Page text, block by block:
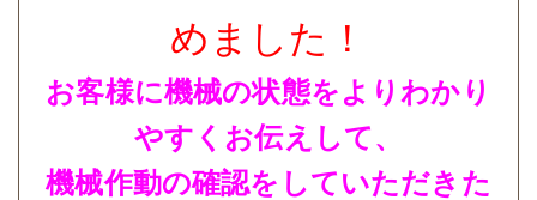
めました！
お客様に機械の状態をよりわかり
やすくお伝えして、
機械作動の確認をしていただきた